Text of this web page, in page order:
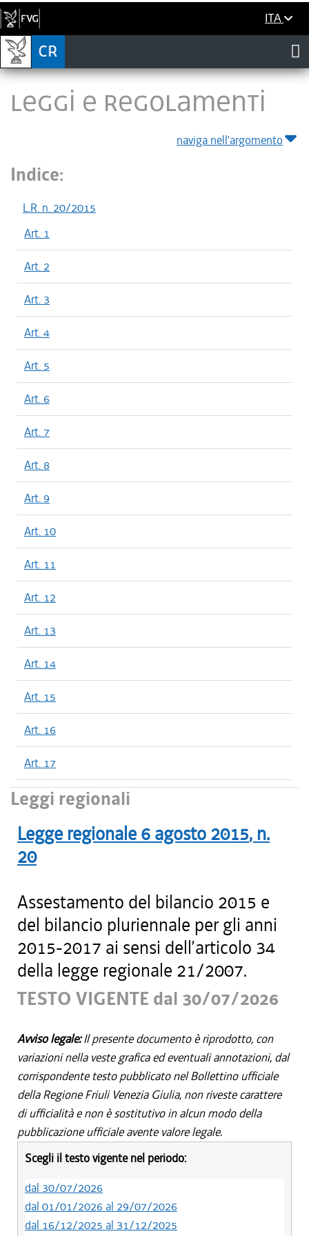
ITA
LEGGI E REGOLAMENTI
naviga nell'argomento
Indice:
L.R. n. 20/2015
Art. 1
Art. 2
Art. 3
Art. 4
Art. 5
Art. 6
Art. 7
Art. 8
Art. 9
Art. 10
Art. 11
Art. 12
Art. 13
Art. 14
Art. 15
Art. 16
Art. 17
Leggi regionali
Legge regionale 6 agosto 2015, n.
20
Assestamento del bilancio 2015 e
del bilancio pluriennale per gli anni
2015-2017 ai sensi dell’articolo 34
della legge regionale 21/2007.
TESTO VIGENTE dal 30/07/2026
Avviso legale:Il presente documento è riprodotto, con
variazioni nella veste grafica ed eventuali annotazioni, dal
corrispondente testo pubblicato nel Bollettino ufficiale
della Regione Friuli Venezia Giulia, non riveste carattere
di ufficialità e non è sostitutivo in alcun modo della
pubblicazione ufficiale avente valore legale.
Scegli il testo vigente nel periodo:
dal 30/07/2026
dal 01/01/2026 al 29/07/2026
dal 16/12/2025 al 31/12/2025